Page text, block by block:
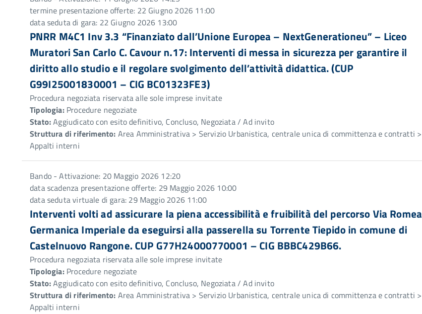
termine presentazione offerte: 22 Giugno 2026 11:00
data seduta di gara: 22 Giugno 2026 13:00
PNRR M4C1 Inv 3.3 “Finanziato dall’Unione Europea – NextGenerationeu” – Liceo
Muratori San Carlo C. Cavour n.17: Interventi di messa in sicurezza per garantire il
diritto allo studio e il regolare svolgimento dell’attività didattica. (CUP
G99I25001830001 – CIG BC01323FE3)
Procedura negoziata riservata alle sole imprese invitate
Tipologia:Procedure negoziate
Stato:Aggiudicato con esito definitivo, Concluso, Negoziata / Ad invito
Struttura di riferimento: Area Amministrativa > Servizio Urbanistica, centrale unica di committenza e contratti >
Appalti interni
Bando - Attivazione: 20 Maggio 2026 12:20
data scadenza presentazione offerte: 29 Maggio 2026 10:00
data seduta virtuale di gara: 29 Maggio 2026 11:00
Interventi volti ad assicurare la piena accessibilità e fruibilità del percorso Via Romea
Germanica Imperiale da eseguirsi alla passerella su Torrente Tiepido in comune di
Castelnuovo Rangone. CUP G77H24000770001 – CIG BBBC429B66.
Procedura negoziata riservata alle sole imprese invitate
Tipologia:Procedure negoziate
Stato:Aggiudicato con esito definitivo, Concluso, Negoziata / Ad invito
Struttura di riferimento: Area Amministrativa > Servizio Urbanistica, centrale unica di committenza e contratti >
Appalti interni